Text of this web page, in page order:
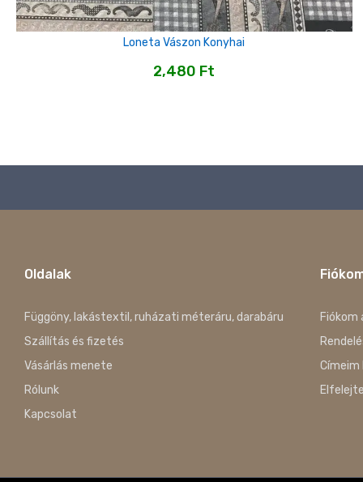
Loneta Vászon Konyhai
2,480 Ft
Oldalak
Függöny, lakástextil, ruházati méteráru, darabáru
Szállítás és fizetés
Vásárlás menete
Rólunk
Kapcsolat
Fiókom
Címeim